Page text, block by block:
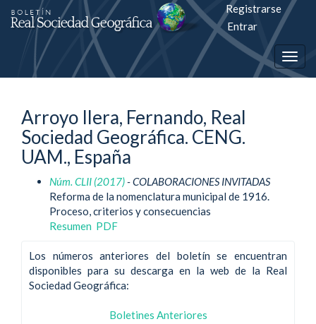
Salto
rápiso
a
página
de
contenido
Navegación
principal
Contenido
Barra
lateral
Registrarse
Entrar
Arroyo Ilera, Fernando, Real
Sociedad Geográfica. CENG.
UAM., España
Núm. CLII (2017)- COLABORACIONES INVITADAS
Reforma de la nomenclatura municipal de 1916.
Proceso, criterios y consecuencias
Resumen PDF
Los números anteriores del boletín se encuentran
disponibles para su descarga en la web de la Real
Sociedad Geográfica:
Boletines Anteriores